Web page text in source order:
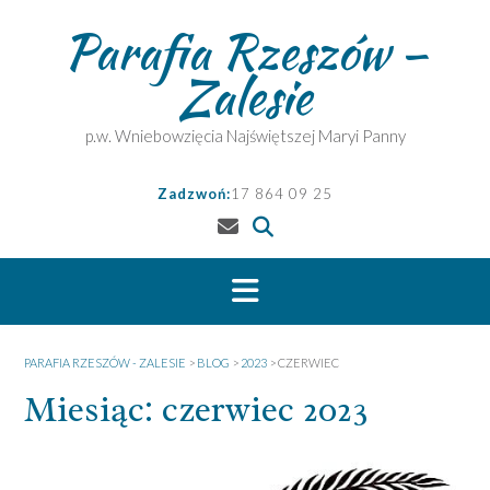
Parafia Rzeszów –
Zalesie
p.w. Wniebowzięcia Najświętszej Maryi Panny
Zadzwoń:17 864 09 25
PARAFIA RZESZÓW - ZALESIE > BLOG > 2023 >CZERWIEC
Miesiąc: czerwiec 2023